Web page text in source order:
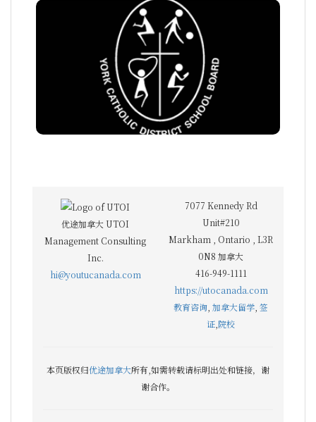
约克天主教公立教育局
优途加拿大 UTOI
Management Consulting
Inc.
hi@youtucanada.com
7077 Kennedy Rd
Unit#210
Markham
Ontario
L3R
0N8 加拿大
416-949-1111
https://utocanada.com
教育咨询 加拿大留学 签
证 院校
本页版权归优途加拿大所有,如需转载请标明出处和链接，谢
谢合作。